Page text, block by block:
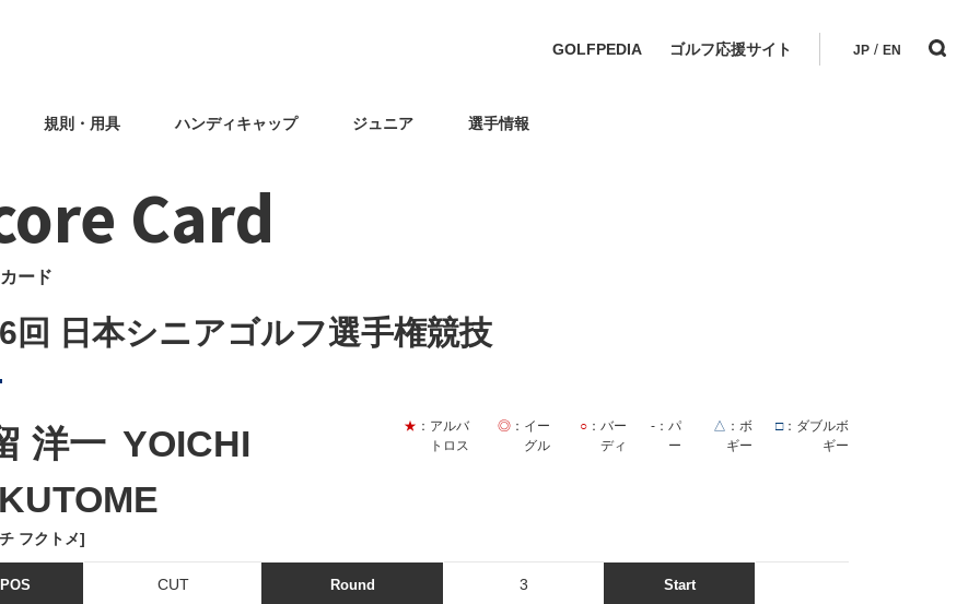
GOLFPEDIA ゴルフ応援サイト JP / EN
規則・用具 ハンディキャップ ジュニア 選手情報
Card
ード
回 日本シニアゴルフ選手権競技
洋一 YOICHI
フクトメ]
★ ：アルバ
トロス
◎：イー
グル
○ ：バー
ディ
-：パ
ー
△ ：ボ
ギー
□：ダブルボ
ギー
POS CUT Round 3 Start